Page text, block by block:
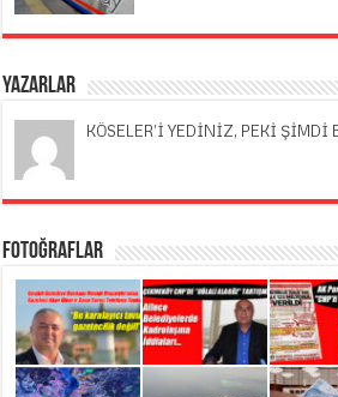
Yazarlar
KÖSELER’İ YEDİNİZ, PEKİ ŞİMDİ
Fotoğraflar